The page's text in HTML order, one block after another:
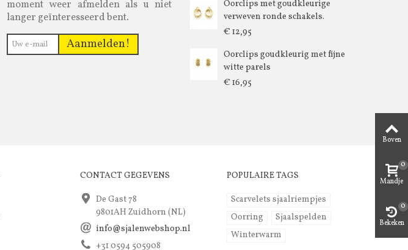
moment weer afmelden als u niet
langer geïnteresseerd bent.
Aanmelden!
Oorclips met goudkleurige
verweven ronde schakels.
€ 12,95
Oorclips goudkleurig met fijne
witte parels
€ 16,95
CONTACT GEGEVENS
De Gast 78
9801AH Zuidhorn (NL)
info@sjalenwebshop.nl
+31 0594 505908
POPULAIRE TAGS
Scarvelets sjaalriempjes
Oorring
Sjaalspelden
Winterwarm
Boven
Mandje
0
Bekeken
0